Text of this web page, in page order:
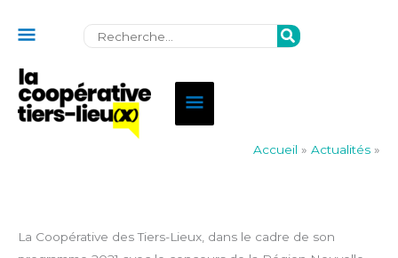
Rechercher:
de
l'en-
Menu
principal
Accueil » Actualités »
La Coopérative des Tiers-Lieux, dans le cadre de son